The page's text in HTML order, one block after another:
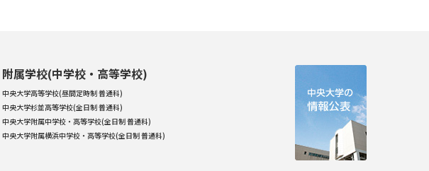
附属学校(中学校・高等学校)
中央大学高等学校(昼間定時制 普通科)
中央大学杉並高等学校(全日制 普通科)
中央大学附属中学校・高等学校(全日制 普通科)
中央大学附属横浜中学校・高等学校(全日制 普通科)